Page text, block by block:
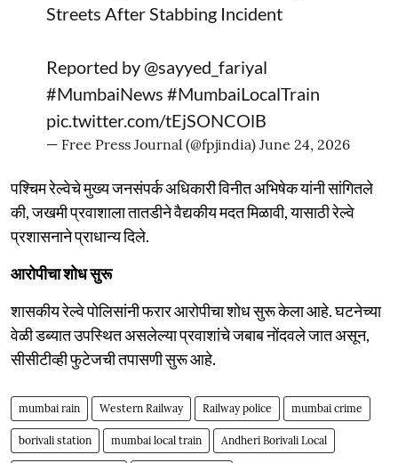
Streets After Stabbing Incident
Reported by@sayyed_fariyal
#MumbaiNews #MumbaiLocalTrain
pic.twitter.com/tEjSONCOlB
— Free Press Journal (@fpjindia) June 24, 2026
पश्चिम रेल्वेचे मुख्य जनसंपर्क अधिकारी विनीत अभिषेक यांनी सांगितले
की, जखमी प्रवाशाला तातडीने वैद्यकीय मदत मिळावी, यासाठी रेल्वे
प्रशासनाने प्राधान्य दिले.
आरोपीचा शोध सुरू
शासकीय रेल्वे पोलिसांनी फरार आरोपीचा शोध सुरू केला आहे. घटनेच्या
वेळी डब्यात उपस्थित असलेल्या प्रवाशांचे जबाब नोंदवले जात असून,
सीसीटीव्ही फुटेजची तपासणी सुरू आहे.
mumbai rain Western Railway Railway police mumbai crime
borivali station mumbai local train Andheri Borivali Local